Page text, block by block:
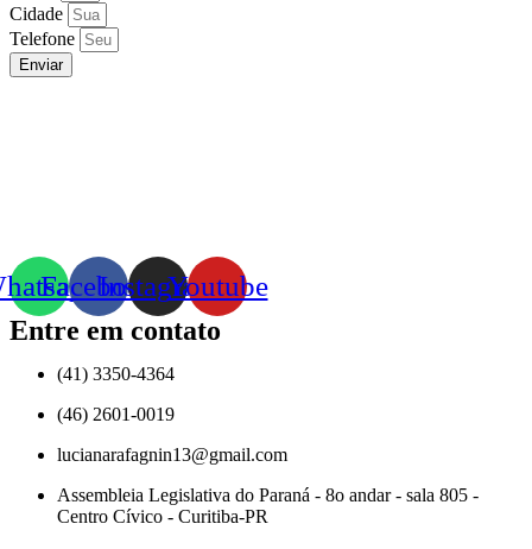
Cidade
Telefone
Enviar
FacebookInstagramYoutube
Entre em contato
(41) 3350-4364
(46) 2601-0019
lucianarafagnin13@gmail.com
Assembleia Legislativa do Paraná - 8o andar - sala 805 -
Centro Cívico - Curitiba-PR